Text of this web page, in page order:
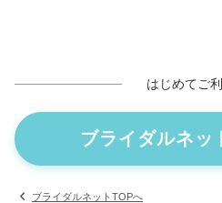
はじめてご
ブライダルネッ
ブライダルネットTOPへ